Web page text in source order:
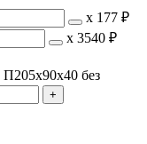
х 177 ₽
х 3540 ₽
без